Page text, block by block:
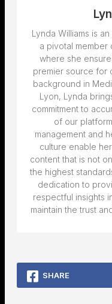
Lynda Williams is
a pivotal member
where she
premier source for
background in
Lyon, Lynda
commitment to
of our
management and
culture enable
content that is not
the highest
dedication to
respectful insights
maintain the trust
SHARE